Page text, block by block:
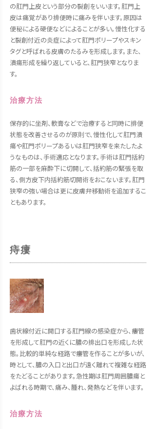
の肛門上皮という部分の裂創をいいます。肛門上
皮は痛覚があり排便時に痛みを伴います。原因は
便秘による硬便などによることが多い。慢性化する
と裂創付近の炎症によって肛門ポリープやスキン
タグと呼ばれる皮膚のたるみを形成します。また、
潰瘍形成を繰り返していると、肛門狭窄となりま
す。
治療方法
保存的に坐剤、軟膏などで治療すると同時に排便
状態を改善させるのが原則で、慢性化して肛門潰
瘍や肛門ポリープあるいは肛門狭窄を来たしたよ
うなものは、手術適応となります。手術は肛門括約
筋の一部を麻酔下に切開して、括約筋の緊張を取
る、側方皮下内括約筋切開術をおこないます。肛門
狭窄の強い場合は更に皮膚弁移動術を追加するこ
ともあります。
痔瘻
歯状線付近に開口する肛門線の感染症から、瘻管
を形成して肛門の近くに膿の排出口を形成した状
態。比較的単純な経路で瘻管を作ることが多いが、
時として、膿の入口と出口が遠く離れて複雑な経路
をたどることがあります。急性期は肛門周囲膿瘍と
よばれる時期で、痛み、腫れ、発熱などを伴います。
治療方法